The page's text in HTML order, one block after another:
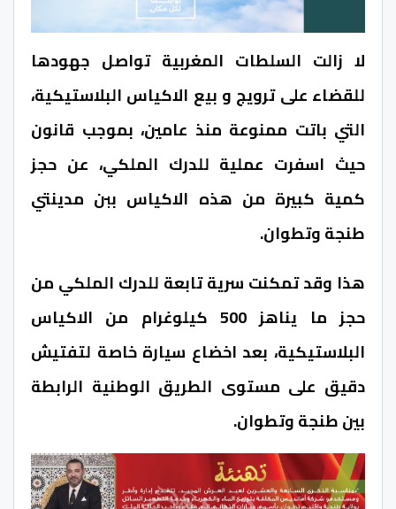
لا زالت السلطات المغربية تواصل جهودها
للقضاء على ترويج و بيع الاكياس البلاستيكية،
التي باتت ممنوعة منذ عامين، بموجب قانون
حيث اسفرت عملية للدرك الملكي، عن حجز
كمية كبيرة من هذه الاكياس ببن مدينتي
طنجة وتطوان.
هذا وقد تمكنت سرية تابعة للدرك الملكي من
حجز ما يناهز 500 كيلوغرام من الاكياس
البلاستيكية، بعد اخضاع سيارة خاصة لتفتيش
دقيق على مستوى الطريق الوطنية الرابطة
بين طنجة وتطوان.